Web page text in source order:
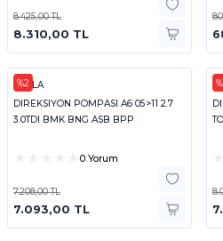
8.425,00 TL
8.310,00 TL
%2
HELLA
DIREKSIYON POMPASI A6 05>11 2.7
3.0TDI BMK BNG ASB BPP
0 Yorum
7.208,00 TL
7.093,00 TL